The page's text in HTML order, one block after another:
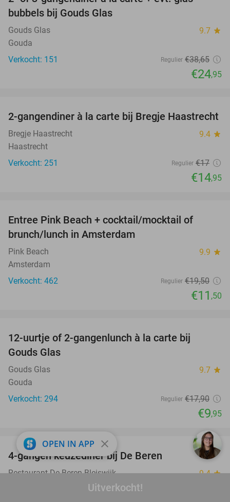
Uitverkocht!
bubbels bij Gouds Glas
Gouds Glas 9.7 star
Gouda
Verkocht: 151
Regulier €38,65
€24,95
12%
2-gangendiner à la carte bij Bregje Haastrecht
Bregje Haastrecht 9.4 star
Haastrecht
Verkocht: 251
Regulier €17
€14,95
Entree Pink Beach + cocktail/mocktail of
brunch/lunch in Amsterdam
Pink Beach 9.9 star
Amsterdam
Verkocht: 462
Regulier €19,50
€11 ,50
12-uurtje of 2-gangenlunch à la carte bij
Gouds Glas
Gouds Glas 9.7 star
Gouda
Verkocht: 294
Regulier €17,90
€9,95
46%
favorite_border
4-gangen keuzediner bij De Beren
Restaurant De Beren Bleiswijk 9.4star
OPEN IN APP close